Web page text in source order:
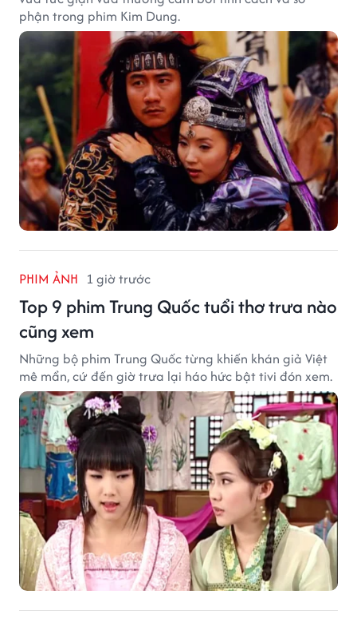
phận trong phim Kim Dung.
PHIM ẢNH 1 giờ trước
Top 9 phim Trung Quốc tuổi thơ trưa nào
cũng xem
Những bộ phim Trung Quốc từng khiến khán giả Việt
mê mẩn, cứ đến giờ trưa lại háo hức bật tivi đón xem.